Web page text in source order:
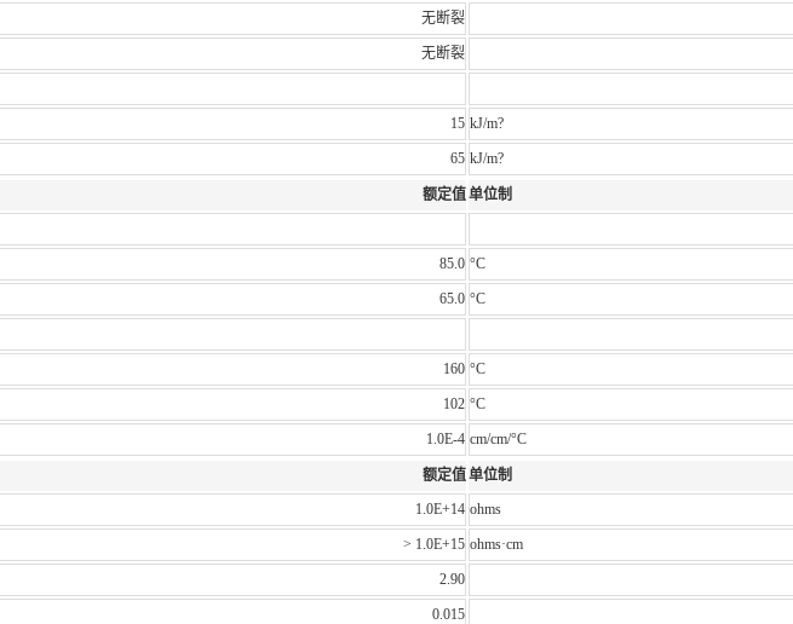
无断裂
无断裂
15 kJ/m?
65 kJ/m?
额定值单位制
85.0 °C
65.0 °C
160 °C
102 °C
1.0E-4 cm/cm/°C
额定值单位制
1.0E+14 ohms
> 1.0E+15 ohms·cm
2.90
0.015